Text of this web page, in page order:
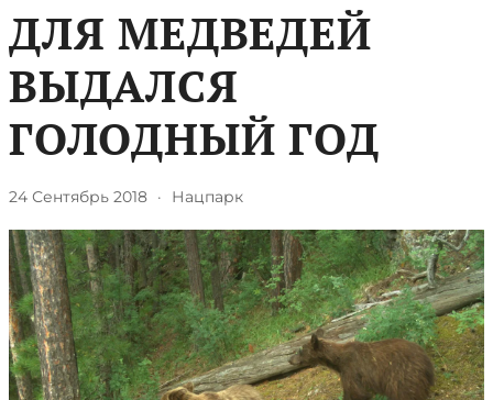
ДЛЯ МЕДВЕДЕЙ
ВЫДАЛСЯ
ГОЛОДНЫЙ ГОД
24 Сентябрь 2018 · Нацпарк